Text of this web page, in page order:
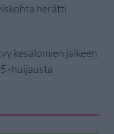
herätti
kesälomien jälkeen
-huijausta